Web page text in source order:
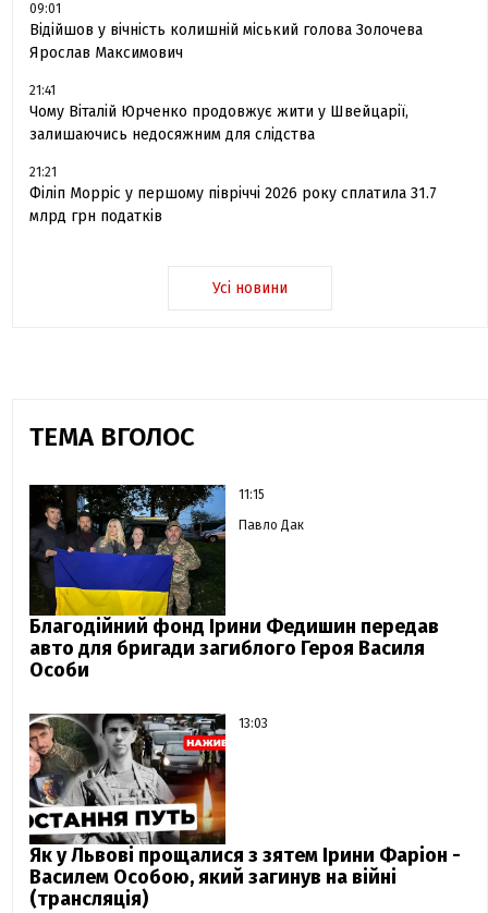
09:01
Відійшов у вічність колишній міський голова Золочева
Ярослав Максимович
21:41
Чому Віталій Юрченко продовжує жити у Швейцарії,
залишаючись недосяжним для слідства
21:21
Філіп Морріс у першому півріччі 2026 року сплатила 31.7
млрд грн податків
Усі новини
ТЕМА ВГОЛОС
11:15
Павло Дак
Благодійний фонд Ірини Федишин передав
авто для бригади загиблого Героя Василя
Особи
13:03
Як у Львові прощалися з зятем Ірини Фаріон -
Василем Особою, який загинув на війні
(трансляція)